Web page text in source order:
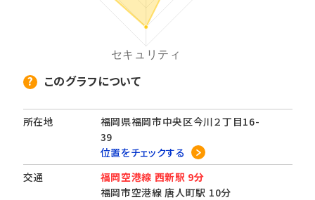
このグラフについて
所在地
福岡県福岡市中央区今川２丁目16-
39
位置をチェックする
交通
福岡空港線 西新駅 9分
福岡市空港線 唐人町駅 10分